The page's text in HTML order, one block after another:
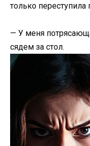
только переступила
— У меня
сядем за стол.